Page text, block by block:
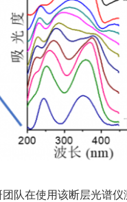
队在使用该断层光谱